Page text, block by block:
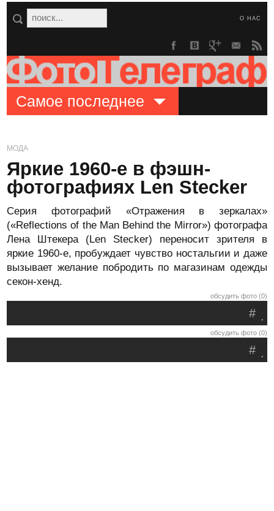
О НАС
Самое последнее
МОДА
Яркие 1960-е в фэшн-
фотографиях Len Stecker
Серия фотографий «Отражения в зеркалах»
(«Reflections of the Man Behind the Mirror») фотографа
Лена Штекера (Len Stecker) переносит зрителя в
яркие 1960-е, пробуждает чувство ностальгии и даже
вызывает желание побродить по магазинам одежды
секон-хенд.
обсудить фото (0)
.
#
обсудить фото (0)
.
#